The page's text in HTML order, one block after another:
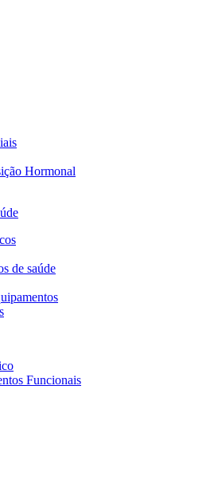
Hormonal
de saúde
Funcionais